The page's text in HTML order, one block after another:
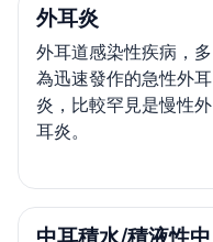
外耳炎
外耳道感染性疾病，多
為迅速發作的急性外耳
炎，比較罕見是慢性外
耳炎。
中耳積水/積液性中